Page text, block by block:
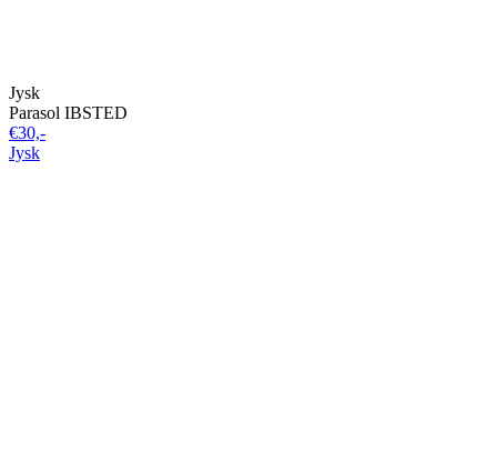
Jysk
Parasol IBSTED
€30,-
Jysk